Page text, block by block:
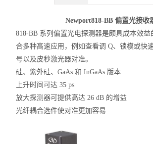
Newport818-BB 偏置光接收
818-BB 系列偏置光电探测器是颇具成本效
合多种高速应用，例如查看调 Q、锁模或快
号以及皮秒激光器对准。
硅、紫外硅、GaAs 和 InGaAs 版本
上升时间可达 35 ps
放大探测器可提供高达 26 dB 的增益
光纤耦合选件使对准更加容易